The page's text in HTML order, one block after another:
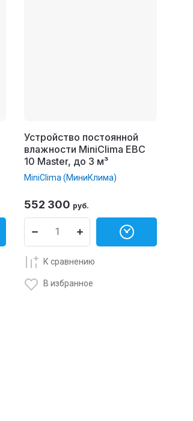
Устройство постоянной
влажности MiniClima EBC
10 Master, до 3 м³
MiniClima (МиниКлима)
552 300 руб.
К сравнению
В избранное